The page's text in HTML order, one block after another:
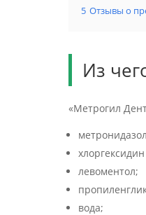
5 Отзывы о
Из
«Метрогил
левоментол;
вода;